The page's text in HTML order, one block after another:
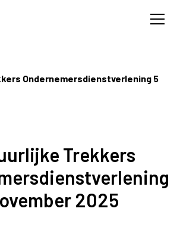
Ondernemersdienstverlening 5
Trekkers
2025